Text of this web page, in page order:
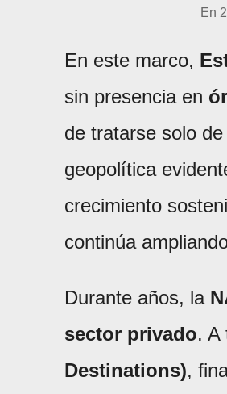
En
En este marco,
sin presencia en
de tratarse solo
geopolítica
crecimiento
continúa
Durante años, la
sector privado. A
Destinations),